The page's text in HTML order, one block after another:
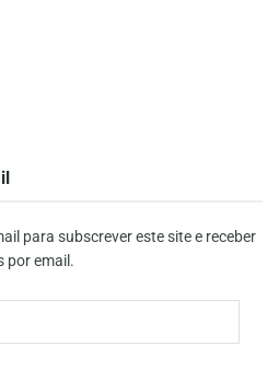
para subscrever este site e receber
por email.